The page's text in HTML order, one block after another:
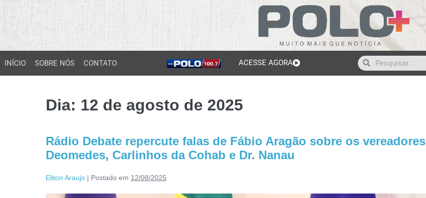
INÍCIO SOBRE NÓS CONTATO ACESSE AGORA
Dia: 12 de agosto de 2025
Rádio Debate repercute falas de Fábio Aragão sobre os vereadores
Deomedes, Carlinhos da Cohab e Dr. Nanau
Eliton Araujo | Postado em 12/08/2025